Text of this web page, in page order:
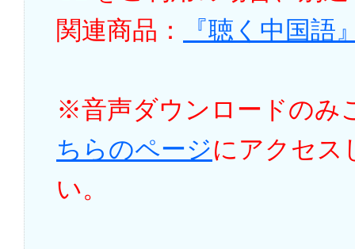
関連商品：
『聴く中国語
※音声ダウンロードのみ
ちらのページにアクセス
い。